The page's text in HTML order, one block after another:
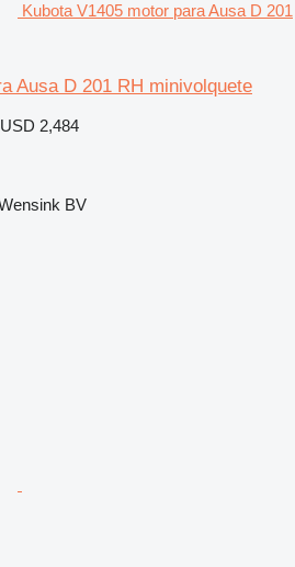
Kubota V1405 motor para Ausa D 201
Ausa D 201 RH minivolquete
2,484
BV